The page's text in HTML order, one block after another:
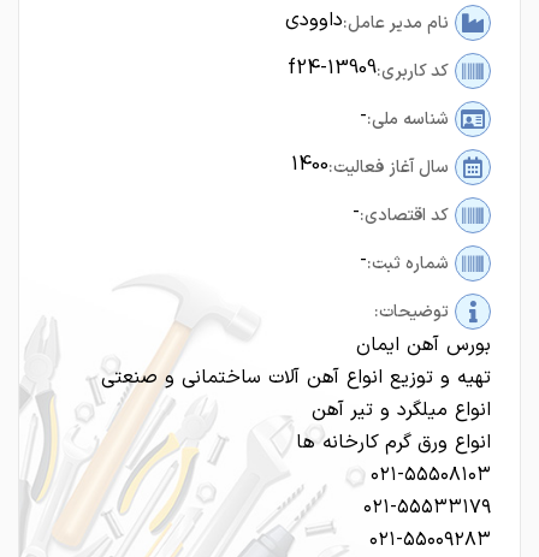
نام مدیر عامل:داوودی
کد کاربری:f24-13909
شناسه ملی:-
سال آغاز فعالیت:1400
کد اقتصادی:-
شماره ثبت:-
توضیحات:
بورس آهن ایمان
تهیه و توزیع انواع آهن آلات ساختمانی و صنعتی
انواع میلگرد و تیر آهن
انواع ورق گرم کارخانه ها
۰۲۱-۵۵۵۰۸۱۰۳
۰۲۱-۵۵۵۳۳۱۷۹
۰۲۱-۵۵۰۰۹۲۸۳